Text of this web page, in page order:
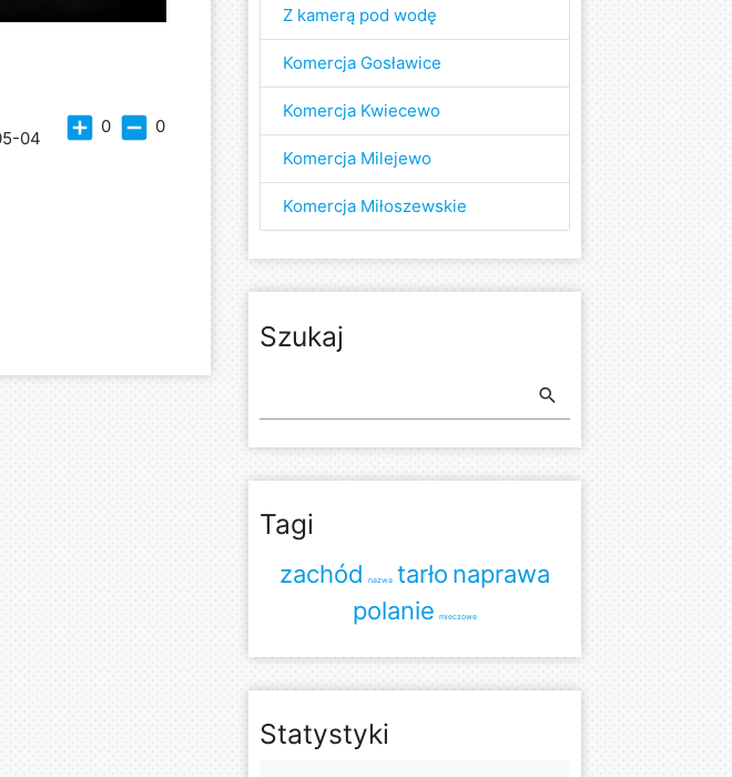
04
add_box 0 indeterminate_check_box 0
Z kamerą pod wodę
Komercja Gosławice
Komercja Kwiecewo
Komercja Milejewo
Komercja Miłoszewskie
Szukaj
search
Tagi
zachód nazwa tarło naprawa
polanie mieczowe
Statystyki